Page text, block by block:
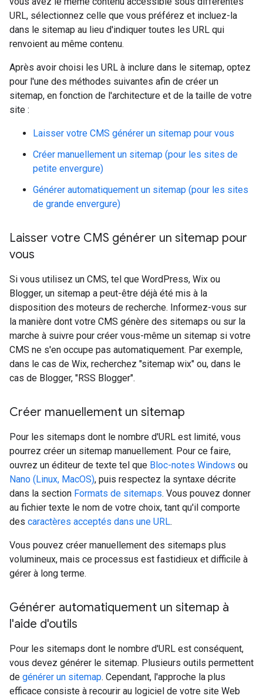
URL, sélectionnez celle que vous préférez et incluez-la
dans le sitemap au lieu d'indiquer toutes les URL qui
renvoient au même contenu.
Après avoir choisi les URL à inclure dans le sitemap, optez
pour l'une des méthodes suivantes afin de créer un
sitemap, en fonction de l'architecture et de la taille de votre
site :
Laisser votre CMS générer un sitemap pour vous
Créer manuellement un sitemap (pour les sites de
petite envergure)
Générer automatiquement un sitemap (pour les sites
de grande envergure)
Laisser votre CMS générer un sitemap pour
vous
Si vous utilisez un CMS, tel que WordPress, Wix ou
Blogger, un sitemap a peut-être déjà été mis à la
disposition des moteurs de recherche. Informez-vous sur
la manière dont votre CMS génère des sitemaps ou sur la
marche à suivre pour créer vous-même un sitemap si votre
CMS ne s'en occupe pas automatiquement. Par exemple,
dans le cas de Wix, recherchez "sitemap wix" ou, dans le
cas de Blogger, "RSS Blogger".
Créer manuellement un sitemap
Pour les sitemaps dont le nombre d'URL est limité, vous
pourrez créer un sitemap manuellement. Pour ce faire,
ouvrez un éditeur de texte tel que Bloc-notes Windows ou
Nano (Linux, MacOS), puis respectez la syntaxe décrite
dans la section Formats de sitemaps. Vous pouvez donner
au fichier texte le nom de votre choix, tant qu'il comporte
des caractères acceptés dans une URL.
Vous pouvez créer manuellement des sitemaps plus
volumineux, mais ce processus est fastidieux et difficile à
gérer à long terme.
Générer automatiquement un sitemap à
l'aide d'outils
Pour les sitemaps dont le nombre d'URL est conséquent,
vous devez générer le sitemap. Plusieurs outils permettent
de générer un sitemap. Cependant, l'approche la plus
efficace consiste à recourir au logiciel de votre site Web